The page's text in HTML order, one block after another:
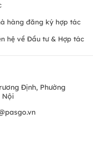
hàng đăng ký hợp tác
hệ về Đầu tư & Hợp tác
Định, Phường
Nội